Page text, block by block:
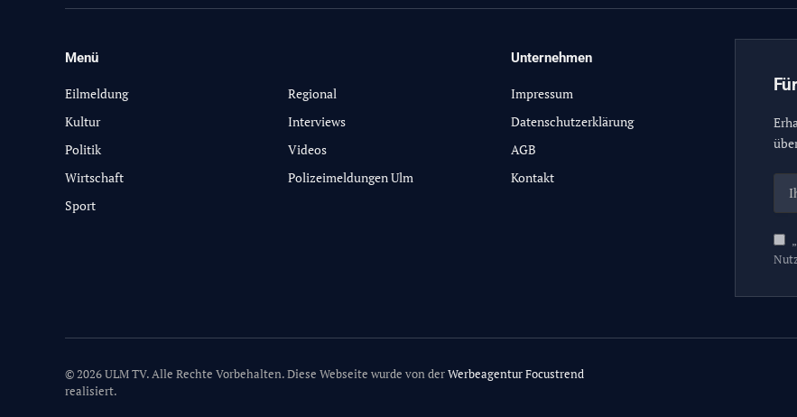
Menü
Eilmeldung
Kultur
Politik
Wirtschaft
Sport
Regional
Interviews
Videos
Polizeimeldungen Ulm
Unternehmen
Impressum
Datenschutzerklärung
AGB
Kontakt
© 2026 ULM TV. Alle Rechte Vorbehalten. Diese Webseite wurde von derWerbeagentur Focustrend
realisiert.